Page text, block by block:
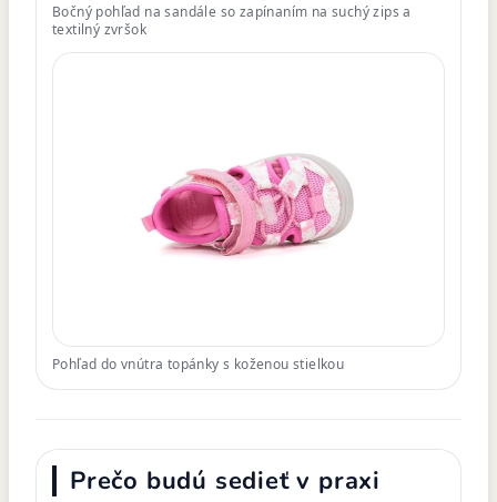
Bočný pohľad na sandále so zapínaním na suchý zips a
textilný zvršok
Pohľad do vnútra topánky s koženou stielkou
Prečo budú sedieť v praxi